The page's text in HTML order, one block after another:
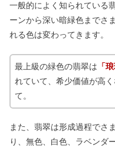
一般的によく知られている
ーンから深い暗緑色までさ
れる色は変わってきます。
最上級の緑色の翡翠は 「
れていて、希少価値が高
て。
また、翡翠は形成過程でさ
り、無色、白色、ラベンダ